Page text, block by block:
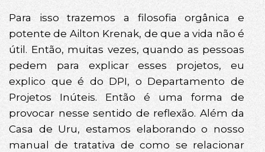
Para isso trazemos a filosofia orgânica e
potente de Ailton Krenak, de que a vida não é
útil. Então, muitas vezes, quando as pessoas
pedem para explicar esses projetos, eu
explico que é do DPI, o Departamento de
Projetos Inúteis. Então é uma forma de
provocar nesse sentido de reflexão. Além da
Casa de Uru, estamos elaborando o nosso
manual de tratativa de como se relacionar